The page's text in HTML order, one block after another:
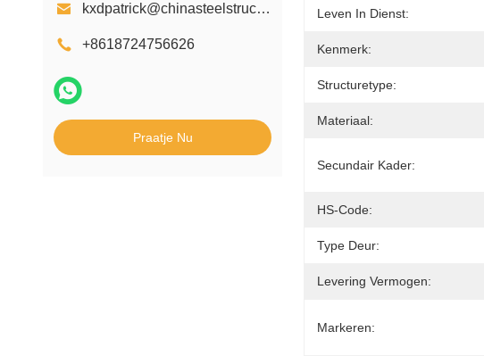
kxdpatrick@chinasteelstructure.cn
+8618724756626
Praatje Nu
Leven In Dienst:
Kenmerk:
Structuretype:
Materiaal:
Secundair Kader:
HS-Code:
Type Deur:
Levering Vermogen:
Markeren: